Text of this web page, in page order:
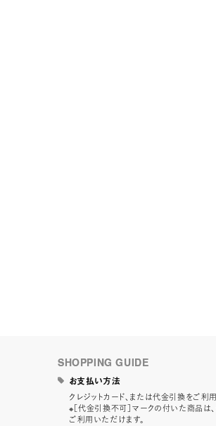
SHOPPING GUIDE
お支払い方法
クレジットカード、または代金引換をご利
※［代金引換不可］マークの付いた商品は
ご利用いただけます。